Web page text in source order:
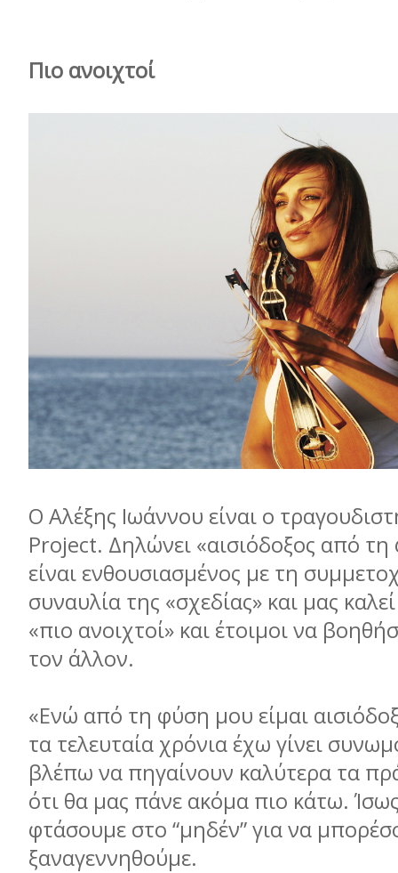
Πιο ανοιχτοί
Ο Αλέξης Ιωάννου είναι ο
Project. Δηλώνει «αισιόδοξος από
είναι ενθουσιασµένος µε τη
συναυλία της «σχεδίας» και µας
«πιο ανοιχτοί» και έτοιµοι να
τον άλλον.
«Ενώ από τη φύση µου είµαι
τα τελευταία χρόνια έχω γίνει
βλέπω να πηγαίνουν καλύτερα τα
ότι θα µας πάνε ακόµα πιο κάτω.
φτάσουµε στο “µηδέν” για να
ξαναγεννηθούµε.